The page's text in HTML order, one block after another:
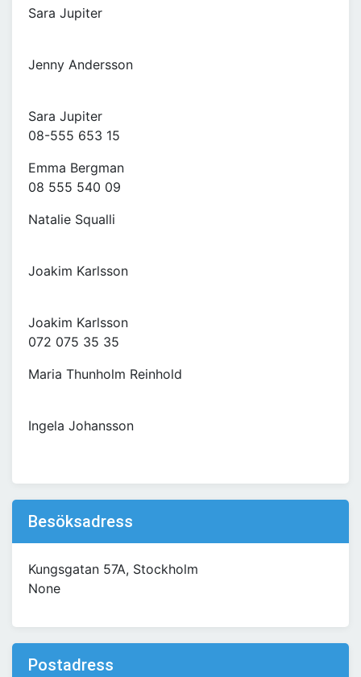
Sara Jupiter
Jenny Andersson
Sara Jupiter
08-555 653 15
Emma Bergman
08 555 540 09
Natalie Squalli
Joakim Karlsson
Joakim Karlsson
072 075 35 35
Maria Thunholm Reinhold
Ingela Johansson
Besöksadress
Kungsgatan 57A, Stockholm
None
Postadress